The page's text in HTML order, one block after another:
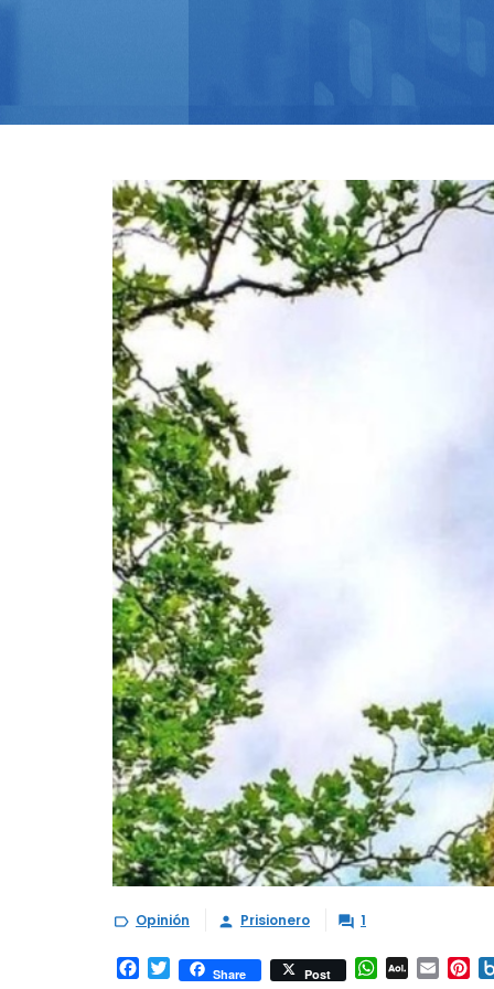
 Opinión  Prisionero  1
Facebook
TwitterShare Post WhatsApp
AOL Email